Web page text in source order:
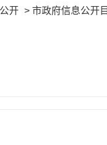
开 > 市政府信息公开